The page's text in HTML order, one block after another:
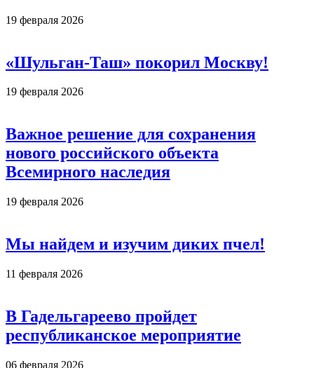
19 февраля 2026
«Шульган-Таш» покорил Москву!
19 февраля 2026
Важное решение для сохранения
нового российского объекта
Всемирного наследия
19 февраля 2026
Мы найдем и изучим диких пчел!
11 февраля 2026
В Гадельгареево пройдет
республиканское мероприятие
06 февраля 2026